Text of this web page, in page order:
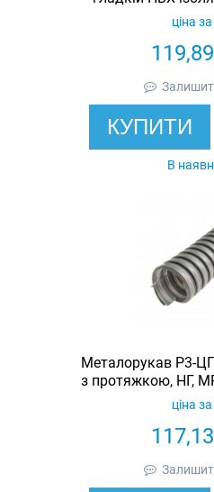
МПГ НГ,
119,89
ціна
КУПИТИ
В
Металорукав Р3-
з протяжкою, НГ,
м/
117,13
ціна